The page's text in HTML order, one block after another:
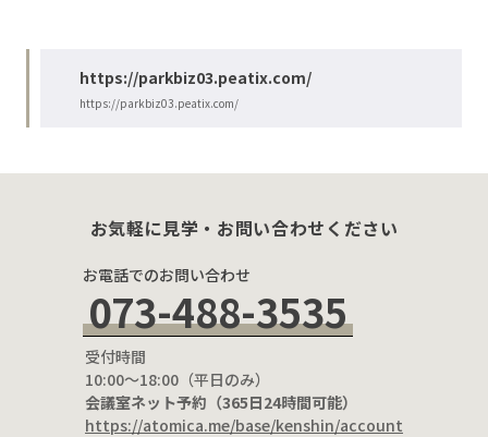
https://parkbiz03.peatix.com/
https://parkbiz03.peatix.com/
お気軽に見学・お問い合わせください
お電話でのお問い合わせ
073-488-3535
受付時間
10:00〜18:00（平日のみ）
会議室ネット予約（365日24時間可能）
https://atomica.me/base/kenshin/account